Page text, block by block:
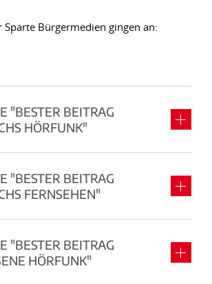
Sparte Bürgermedien gingen an:
"BESTER BEITRAG
HÖRFUNK"
"BESTER BEITRAG
FERNSEHEN"
"BESTER BEITRAG
HÖRFUNK"